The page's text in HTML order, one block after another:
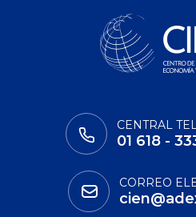
CENTRAL
01 618 -
CORREO